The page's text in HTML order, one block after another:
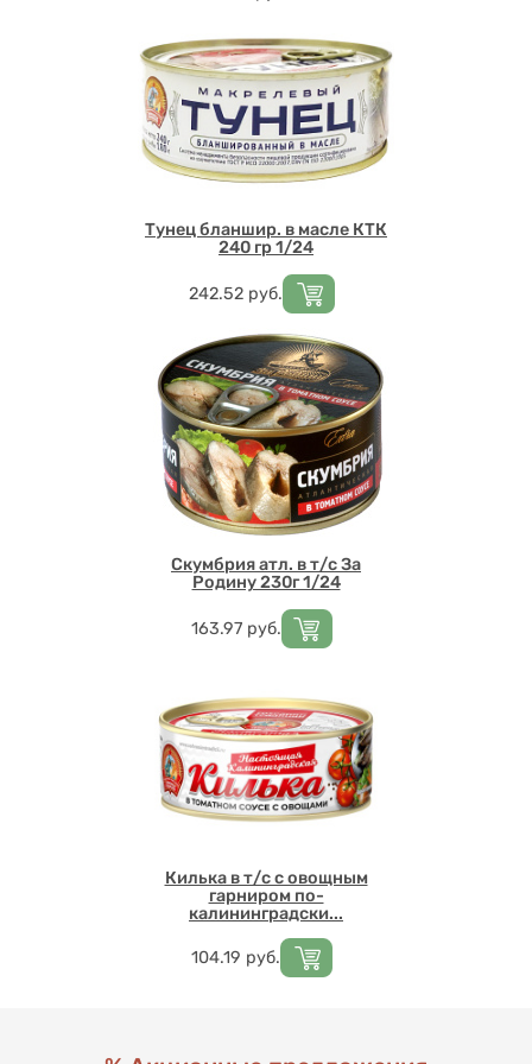
Тунец бланшир. в масле КТК
240 гр 1/24
Цена
242.52 руб.
Скумбрия атл. в т/с За
Родину 230г 1/24
Цена
163.97 руб.
Килька в т/с с овощным
гарниром по-
калининградски...
Цена
104.19 руб.